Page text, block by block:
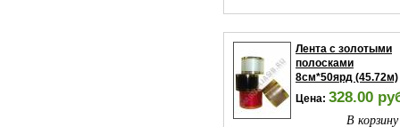
Лента с золотыми
полосками
8см*50ярд (45.72м)
Цена: 328.00
В